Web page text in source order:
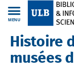
MENU
Bibliothèques FR
Institutionalia
Histoire
musées